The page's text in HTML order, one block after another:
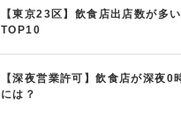
【東京23区】飲食店出店数が多
TOP10
【深夜営業許可】飲食店が深夜0
には？